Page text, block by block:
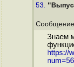
53.
Знаем
https://